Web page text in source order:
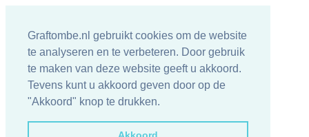
Graftombe.nl gebruikt cookies om de website
te analyseren en te verbeteren. Door gebruik
te maken van deze website geeft u akkoord.
Tevens kunt u akkoord geven door op de
"Akkoord" knop te drukken.
Akkoord